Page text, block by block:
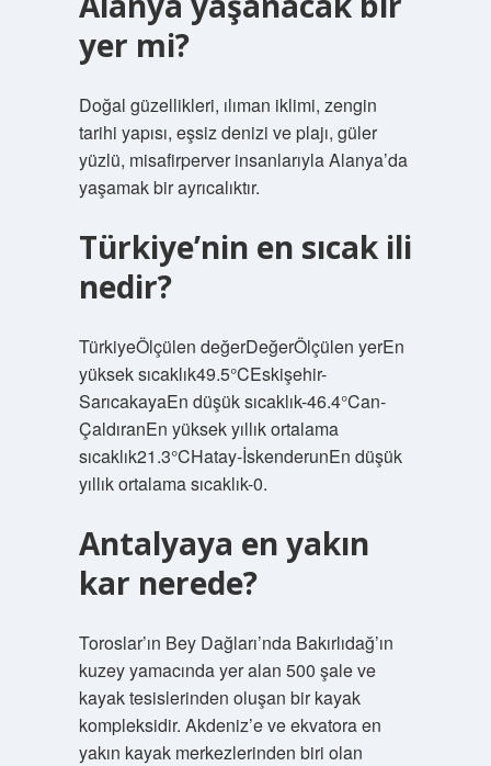
yer mi?
Doğal güzellikleri, ılıman iklimi, zengin
tarihi yapısı, eşsiz denizi ve plajı, güler
yüzlü, misafirperver insanlarıyla Alanya’da
yaşamak bir ayrıcalıktır.
Türkiye’nin en sıcak ili
nedir?
TürkiyeÖlçülen değerDeğerÖlçülen yerEn
yüksek sıcaklık49.5°CEskişehir-
SarıcakayaEn düşük sıcaklık-46.4°Can-
ÇaldıranEn yüksek yıllık ortalama
sıcaklık21.3°CHatay-İskenderunEn düşük
yıllık ortalama sıcaklık-0.
Antalyaya en yakın
kar nerede?
Toroslar’ın Bey Dağları’nda Bakırlıdağ’ın
kuzey yamacında yer alan 500 şale ve
kayak tesislerinden oluşan bir kayak
kompleksidir. Akdeniz’e ve ekvatora en
yakın kayak merkezlerinden biri olan